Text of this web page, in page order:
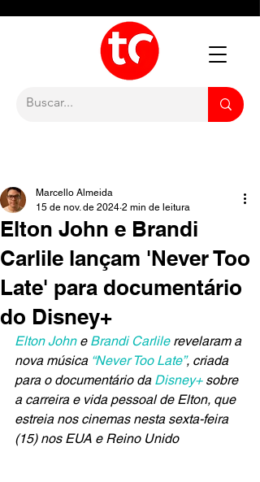
Elton John e Brandi
Carlile lançam 'Never Too
Late' para documentário
do Disney+
Marcello Almeida
15 de nov. de 2024 2 min de leitura
Elton John e Brandi Carlile revelaram a
nova música “Never Too Late”, criada
para o documentário da Disney+ sobre
a carreira e vida pessoal de Elton, que
estreia nos cinemas nesta sexta-feira
(15) nos EUA e Reino Unido